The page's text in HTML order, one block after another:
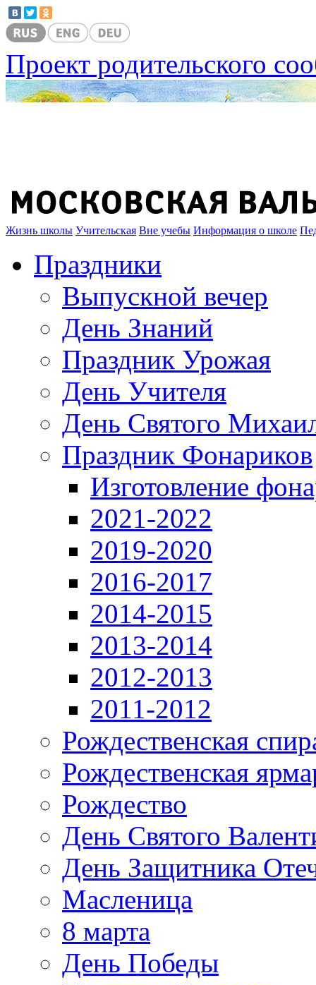
Проект родительского
Жизнь школы Учительская Вне учебы Информация о школе
Праздники
Выпускной вечер
День Знаний
Праздник Урожая
День Учителя
День Святого
Праздник Фонариков
Изготовление
2021-2022
2019-2020
2016-2017
2014-2015
2013-2014
2012-2013
2011-2012
Рождественская
Рождественская
Рождество
День Святого
День Защитника
Масленица
8 марта
День Победы